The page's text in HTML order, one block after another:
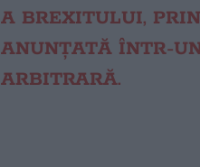
A BREXITULUI,
ANUNȚATĂ ÎNTR-
ARBITRARĂ.